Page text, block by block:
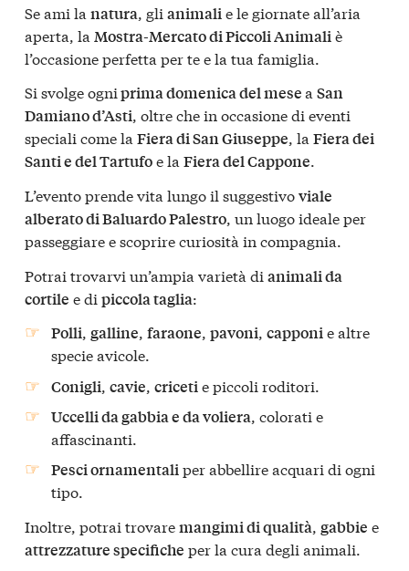
Se ami la natura, gli animalie le giornate all’aria
aperta, la Mostra-Mercato di Piccoli Animaliè
l’occasione perfetta per te e la tua famiglia.
Si svolge ogniprima domenica del mesea San
Damiano d’Asti, oltre che in occasione di eventi
speciali come la Fiera di San Giuseppe, la Fiera dei
Santi e del Tartufoe la Fiera del Cappone.
L’evento prende vita lungo il suggestivoviale
alberato di Baluardo Palestro, un luogo ideale per
passeggiare e scoprire curiosità in compagnia.
Potrai trovarvi un’ampia varietà di animali da
cortile e di piccola taglia:
Polli,galline,faraone,pavoni,capponie altre
specie avicole.
Conigli ,cavie ,criceti e piccoli roditori.
Uccelli da gabbia e da voliera, colorati e
affascinanti.
Pesci ornamentaliper abbellire acquari di ogni
tipo.
Inoltre, potrai trovaremangimi di qualità, gabbie e
attrezzature specifiche per la cura degli animali.